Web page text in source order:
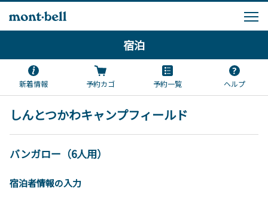
宿泊
新着情報 予約カゴ 予約一覧 ヘルプ
しんとつかわキャンプフィールド
バンガロー（6人用）
宿泊者情報の入力